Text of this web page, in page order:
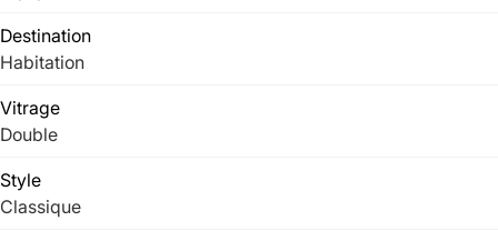
Destination
Habitation
Vitrage
Double
Style
Classique